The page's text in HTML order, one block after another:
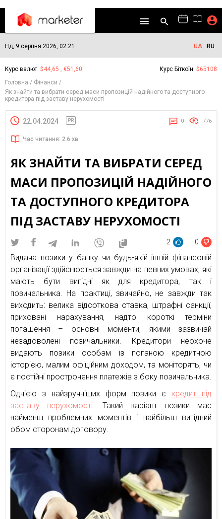
Нд, 9 серпня 2026, 02:21 UA RU
Курс валют: $44,65 , €51,60 Курс Біткоїн: $65108
Головна
Фінанси
Як знайти та вибрати серед маси пропозицій надійного та доступного
кредитора під заставу нерухомості
22.04.2024 PR 0 776
Час читання: 2.6 хв.
ЯК ЗНАЙТИ ТА ВИБРАТИ СЕРЕД
МАСИ ПРОПОЗИЦІЙ НАДІЙНОГО
ТА ДОСТУПНОГО КРЕДИТОРА
ПІД ЗАСТАВУ НЕРУХОМОСТІ
2 0
Видача позики у банку чи будь-якій іншій фінансовій
організації здійснюється завжди на певних умовах, які
мають бути вигідні як для кредитора, так і
позичальника. На практиці, звичайно, не завжди так
виходить: велика відсоткова ставка, штрафні санкції,
приховані нарахування, надто короткі терміни
погашення – основні моменти, якими зазвичай
незадоволені позичальники. Кредитори неохоче
видають позики особам із поганою кредитною
історією, малим офіційним доходом, та моніторять, чи
є постійні прострочення платежів з боку позичальника.
Однією з найзручніших форм позики є кредит під
заставу нерухомості. Такий варіант позики має
найменш проблемних моментів і найбільш вигідний
обом сторонам договору.